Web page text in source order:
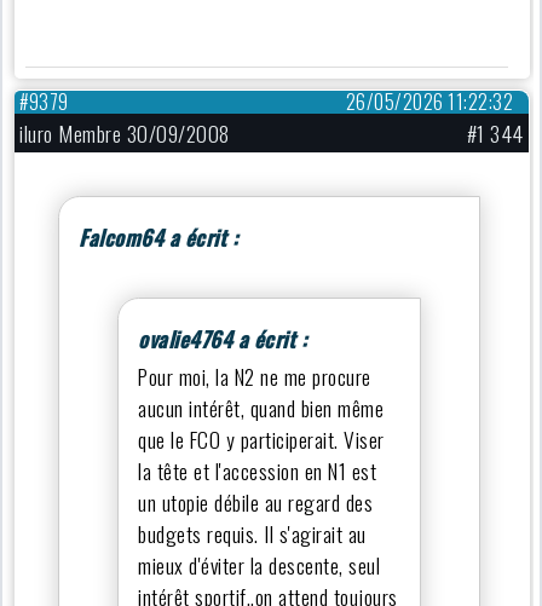
26/05/2026 11:22:32
#9379
iluro Membre 30/09/2008 #1 344
Falcom64 a écrit :
ovalie4764 a écrit :
Pour moi, la N2 ne me procure
aucun intérêt, quand bien même
que le FCO y participerait. Viser
la tête et l'accession en N1 est
un utopie débile au regard des
budgets requis. Il s'agirait au
mieux d'éviter la descente, seul
intérêt sportif..on attend toujours